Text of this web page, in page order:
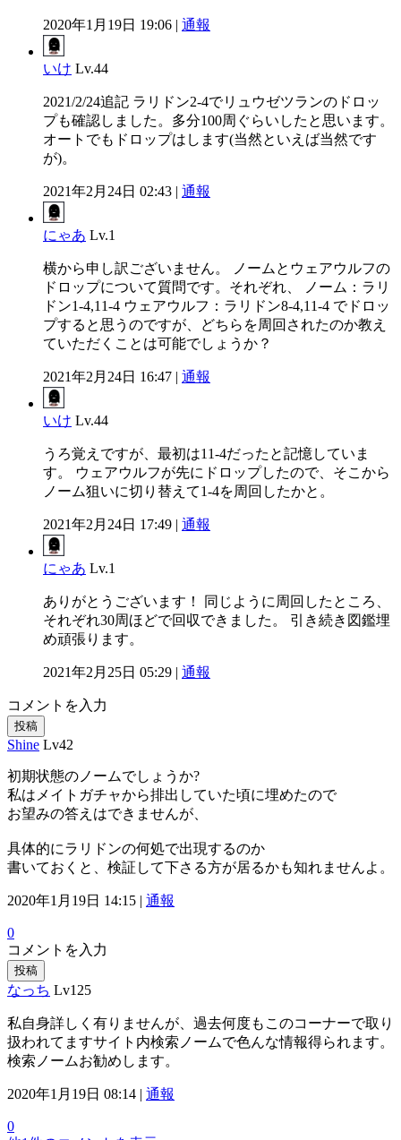
2020年1月19日 19:06 | 通報
いけ Lv.44
2021/2/24追記 ラリドン2-4でリュウゼツランのドロッ
プも確認しました。多分100周ぐらいしたと思います。
オートでもドロップはします(当然といえば当然です
が)。
2021年2月24日 02:43 | 通報
にゃあ Lv.1
横から申し訳ございません。 ノームとウェアウルフの
ドロップについて質問です。それぞれ、 ノーム：ラリ
ドン1-4,11-4 ウェアウルフ：ラリドン8-4,11-4 でドロッ
プすると思うのですが、どちらを周回されたのか教え
ていただくことは可能でしょうか？
2021年2月24日 16:47 | 通報
いけ Lv.44
うろ覚えですが、最初は11-4だったと記憶していま
す。 ウェアウルフが先にドロップしたので、そこから
ノーム狙いに切り替えて1-4を周回したかと。
2021年2月24日 17:49 | 通報
にゃあ Lv.1
ありがとうございます！ 同じように周回したところ、
それぞれ30周ほどで回収できました。 引き続き図鑑埋
め頑張ります。
2021年2月25日 05:29 | 通報
コメントを入力
投稿
Shine Lv42
初期状態のノームでしょうか?
私はメイトガチャから排出していた頃に埋めたので
お望みの答えはできませんが、
具体的にラリドンの何処で出現するのか
書いておくと、検証して下さる方が居るかも知れませんよ。
2020年1月19日 14:15 | 通報
0
コメントを入力
投稿
なっち Lv125
私自身詳しく有りませんが、過去何度もこのコーナーで取り
扱われてますサイト内検索ノームで色んな情報得られます。
検索ノームお勧めします。
2020年1月19日 08:14 | 通報
0